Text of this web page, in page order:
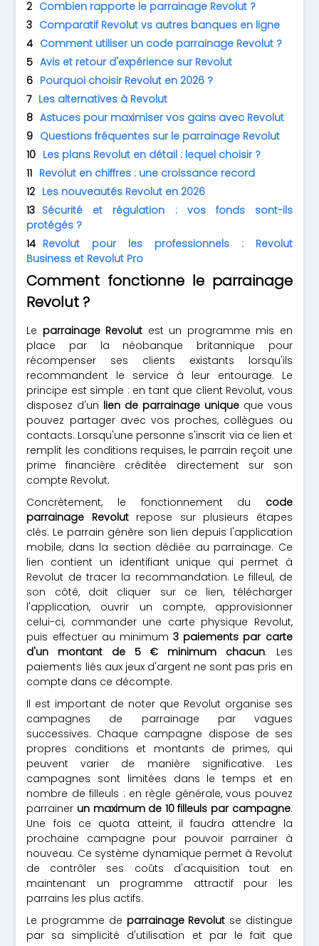
Combien rapporte le parrainage Revolut ?
Comparatif Revolut vs autres banques en ligne
Comment utiliser un code parrainage Revolut ?
Avis et retour d'expérience sur Revolut
Pourquoi choisir Revolut en 2026 ?
Les alternatives à Revolut
Astuces pour maximiser vos gains avec Revolut
Questions fréquentes sur le parrainage Revolut
Les plans Revolut en détail : lequel choisir ?
Revolut en chiffres : une croissance record
Les nouveautés Revolut en 2026
Sécurité et régulation : vos fonds sont-ils
protégés ?
Revolut pour les professionnels : Revolut
Business et Revolut Pro
Comment fonctionne le parrainage
Revolut ?
Le parrainage Revolut est un programme mis en
place par la néobanque britannique pour
récompenser ses clients existants lorsqu'ils
recommandent le service à leur entourage. Le
principe est simple : en tant que client Revolut, vous
disposez d'un lien de parrainage uniqueque vous
pouvez partager avec vos proches, collègues ou
contacts. Lorsqu'une personne s'inscrit via ce lien et
remplit les conditions requises, le parrain reçoit une
prime financière créditée directement sur son
compte Revolut.
Concrètement, le fonctionnement du code
parrainage Revolutrepose sur plusieurs étapes
clés. Le parrain génère son lien depuis l'application
mobile, dans la section dédiée au parrainage. Ce
lien contient un identifiant unique qui permet à
Revolut de tracer la recommandation. Le filleul, de
son côté, doit cliquer sur ce lien, télécharger
l'application, ouvrir un compte, approvisionner
celui-ci, commander une carte physique Revolut,
puis effectuer au minimum3 paiements par carte
d'un montant de 5 € minimum chacun. Les
paiements liés aux jeux d'argent ne sont pas pris en
compte dans ce décompte.
Il est important de noter que Revolut organise ses
campagnes de parrainage par vagues
successives. Chaque campagne dispose de ses
propres conditions et montants de primes, qui
peuvent varier de manière significative. Les
campagnes sont limitées dans le temps et en
nombre de filleuls : en règle générale, vous pouvez
parrainer un maximum de 10 filleuls par campagne.
Une fois ce quota atteint, il faudra attendre la
prochaine campagne pour pouvoir parrainer à
nouveau. Ce système dynamique permet à Revolut
de contrôler ses coûts d'acquisition tout en
maintenant un programme attractif pour les
parrains les plus actifs.
Le programme de parrainage Revolut se distingue
par sa simplicité d'utilisation et par le fait que